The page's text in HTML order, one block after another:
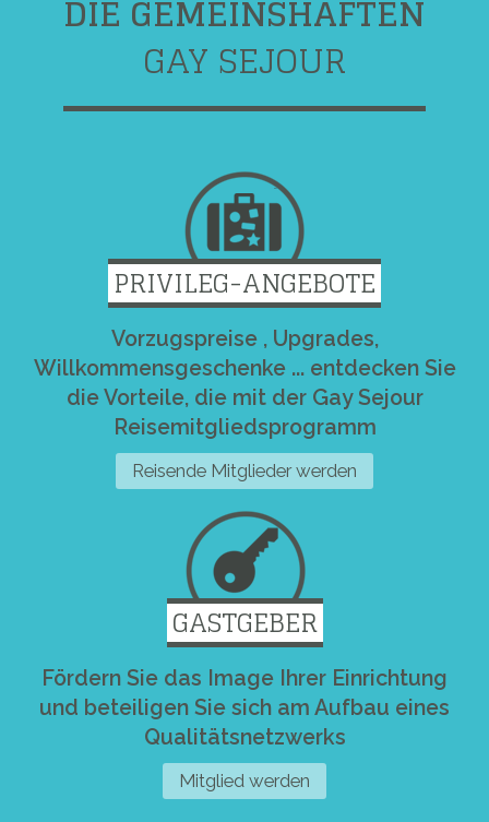
DIE GEMEINSHAFTEN
GAY SEJOUR
PRIVILEG-ANGEBOTE
Vorzugspreise , Upgrades,
Willkommensgeschenke ... entdecken Sie
die Vorteile, die mit der Gay Sejour
Reisemitgliedsprogramm
Reisende Mitglieder werden
GASTGEBER
Fördern Sie das Image Ihrer Einrichtung
und beteiligen Sie sich am Aufbau eines
Qualitätsnetzwerks
Mitglied werden